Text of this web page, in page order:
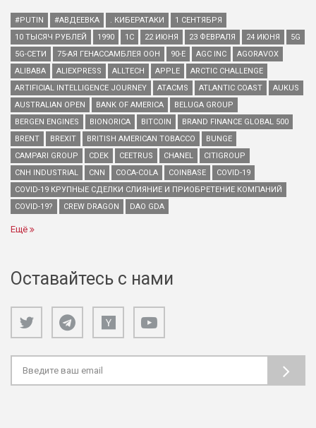
#PUTIN #АВДЕЕВКА . КИБЕРАТАКИ
1 СЕНТЯБРЯ
10 ТЫСЯЧ РУБЛЕЙ
1990 1С 22 ИЮНЯ 23 ФЕВРАЛЯ 24 ИЮНЯ
5G
5G-СЕТИ
75-АЯ ГЕНАССАМБЛЕЯ ООН 90-Е AGC INC
AGORAVOX
ALIBABA
ALIEXPRESS ALLTECH APPLE
ARCTIC CHALLENGE
ARTIFICIAL INTELLIGENCE JOURNEY
ATACMS ATLANTIC COAST
AUKUS
AUSTRALIAN OPEN
BANK OF AMERICA
BELUGA GROUP
BERGEN ENGINES
BIONORICA BITCOIN
BRAND FINANCE GLOBAL 500
BRENT
BREXIT BRITISH AMERICAN TOBACCO
BUNGE
CAMPARI GROUP
CDEK CEETRUS CHANEL
CITIGROUP
CNH INDUSTRIAL
CNN COCA-COLA COINBASE
COVID-19
COVID-19 КРУПНЫЕ СДЕЛКИ СЛИЯНИЕ И ПРИОБРЕТЕНИЕ КОМПАНИЙ
COVID-19?
CREW DRAGON DAO GDA
Ещё
Оставайтесь с нами